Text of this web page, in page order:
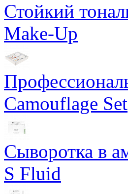
Стойкий
Make-Up
Camouflage Set
Сыворотка в
S Fluid